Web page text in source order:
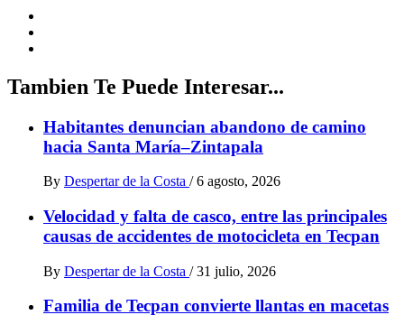
Tambien Te Puede Interesar...
Habitantes denuncian abandono de camino
hacia Santa María–Zintapala
By Despertar de la Costa / 6 agosto, 2026
Velocidad y falta de casco, entre las principales
causas de accidentes de motocicleta en Tecpan
By Despertar de la Costa / 31 julio, 2026
Familia de Tecpan convierte llantas en macetas